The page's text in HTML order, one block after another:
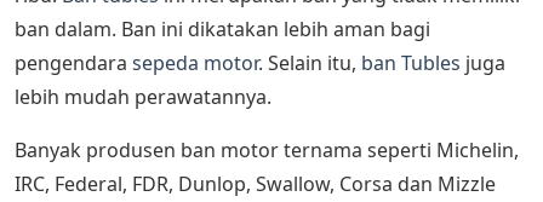
ban dalam. Ban ini dikatakan lebih aman bagi
pengendara sepeda motor. Selain itu, ban Tubles juga
lebih mudah perawatannya.
Banyak produsen ban motor ternama seperti Michelin,
IRC, Federal, FDR, Dunlop, Swallow, Corsa dan Mizzle